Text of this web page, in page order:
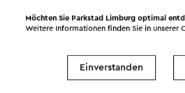
Möchten Sie Parkstad Limburg optimal
Weitere Informationen finden Sie in unserer
Einverstanden